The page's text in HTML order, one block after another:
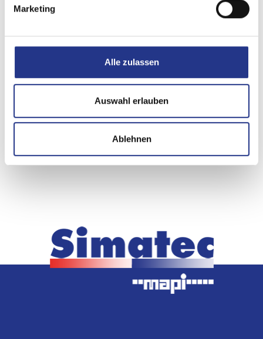
Marketing
Alle zulassen
Auswahl erlauben
Ablehnen